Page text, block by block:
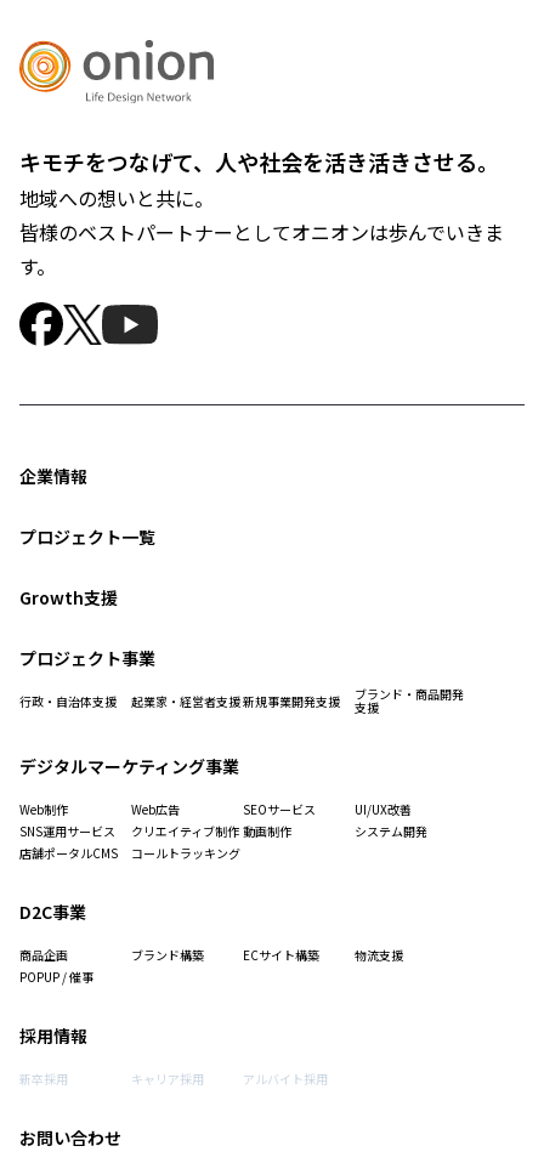
キモチをつなげて、人や社会を活き活きさせる。
地域への想いと共に。
皆様のベストパートナーとしてオニオンは歩んでいきま
す。
企業情報
プロジェクト一覧
Growth支援
プロジェクト事業
行政・自治体支援 起業家・経営者支援新規事業開発支援 ブランド・商品開発
支援
デジタルマーケティング事業
Web制作 Web広告 SEOサービス
UI/UX改善
SNS運用サービス
クリエイティブ制作 動画制作
システム開発
店舗ポータルCMS
コールトラッキング
D2C事業
商品企画 ブランド構築 ECサイト構築
物流支援
POPUP / 催事
採用情報
新卒採用 キャリア採用 アルバイト採用
お問い合わせ